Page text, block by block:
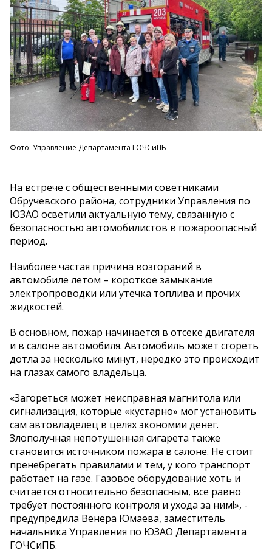
Фото: Управление Департамента ГОЧСиПБ
На встрече с общественными советниками
Обручевского района, сотрудники Управления по
ЮЗАО осветили актуальную тему, связанную с
безопасностью автомобилистов в пожароопасный
период.
Наиболее частая причина возгораний в
автомобиле летом – короткое замыкание
электропроводки или утечка топлива и прочих
жидкостей.
В основном, пожар начинается в отсеке двигателя
и в салоне автомобиля. Автомобиль может сгореть
дотла за несколько минут, нередко это происходит
на глазах самого владельца.
«Загореться может неисправная магнитола или
сигнализация, которые «кустарно» мог установить
сам автовладелец в целях экономии денег.
Злополучная непотушенная сигарета также
становится источником пожара в салоне. Не стоит
пренебрегать правилами и тем, у кого транспорт
работает на газе. Газовое оборудование хоть и
считается относительно безопасным, все равно
требует постоянного контроля и ухода за ним!», -
предупредила Венера Юмаева, заместитель
начальника Управления по ЮЗАО Департамента
ГОЧСиПБ.